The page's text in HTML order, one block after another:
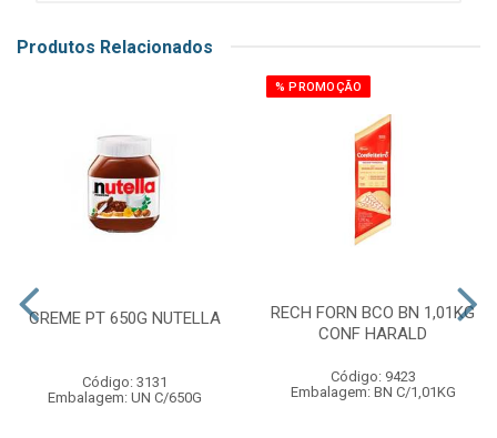
Produtos Relacionados
CREME PT 650G NUTELLA
Código: 3131
Embalagem: UN C/650G
% PROMOÇÃO
RECH FORN BCO BN 1,01KG
CONF HARALD
Código: 9423
Embalagem: BN C/1,01KG